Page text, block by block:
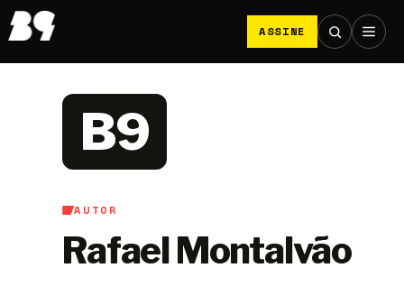
ASSINE
AUTOR
Rafael Montalvão
B9